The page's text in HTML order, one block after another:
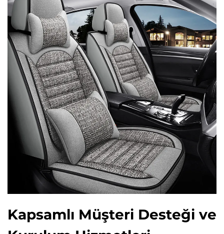
Kapsamlı Müşteri Desteği ve